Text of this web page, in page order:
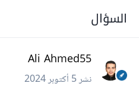
السؤال
Ali Ahmed55
نشر5 أكتوبر 2024